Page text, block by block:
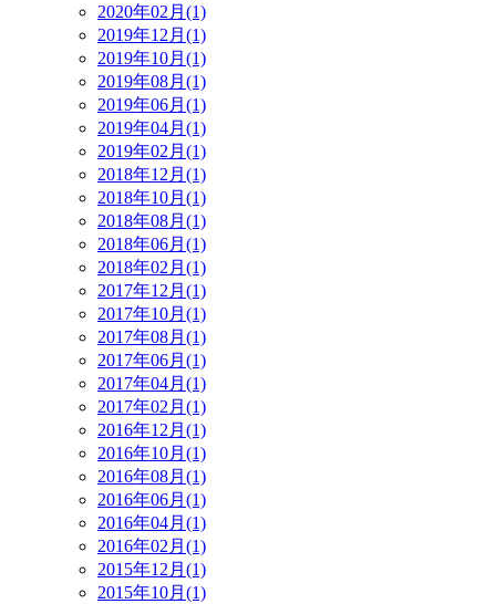
2020年02月(1)
2019年12月(1)
2019年10月(1)
2019年08月(1)
2019年06月(1)
2019年04月(1)
2019年02月(1)
2018年12月(1)
2018年10月(1)
2018年08月(1)
2018年06月(1)
2018年02月(1)
2017年12月(1)
2017年10月(1)
2017年08月(1)
2017年06月(1)
2017年04月(1)
2017年02月(1)
2016年12月(1)
2016年10月(1)
2016年08月(1)
2016年06月(1)
2016年04月(1)
2016年02月(1)
2015年12月(1)
2015年10月(1)